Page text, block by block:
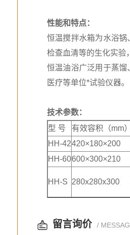
性能和特点：
恒温搅拌水箱为水浴锅
检查血清等的生化实验
恒温油浴广泛用于蒸馏
医疗等单位*试验仪器。
技术参数：
型 号
有效容积（mm）
HH-42420×180×200
HH-60600×300×210
HH-S 280x280x300
留言询价 /